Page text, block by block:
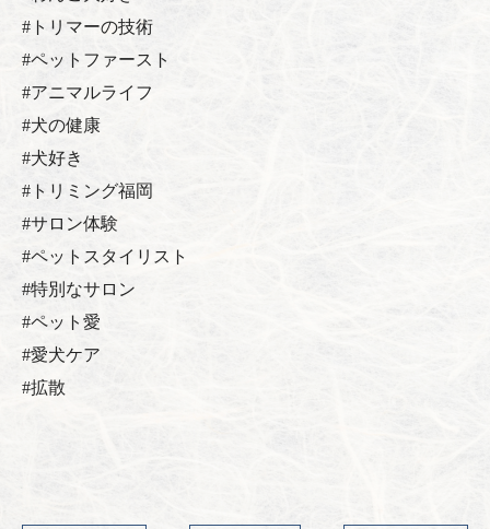
#トリマーの技術
#ペットファースト
#アニマルライフ
#犬の健康
#犬好き
#トリミング福岡
#サロン体験
#ペットスタイリスト
#特別なサロン
#ペット愛
#愛犬ケア
#拡散